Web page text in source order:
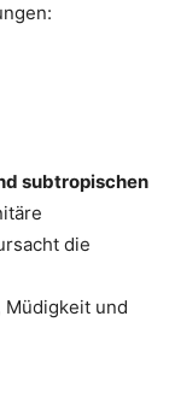
subtropischen
die
Müdigkeit und